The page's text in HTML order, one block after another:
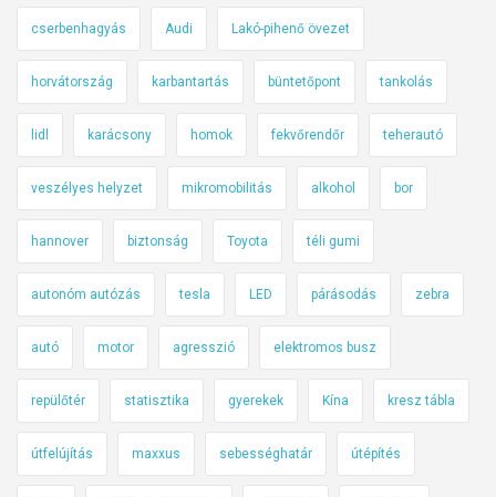
cserbenhagyás Audi Lakó-pihenő övezet
horvátország karbantartás büntetőpont tankolás
lidl karácsony homok fekvőrendőr teherautó
veszélyes helyzet mikromobilitás alkohol bor
hannover biztonság Toyota téli gumi
autonóm autózás tesla LED párásodás zebra
autó motor agresszió elektromos busz
repülőtér statisztika gyerekek Kína kresz tábla
útfelújítás maxxus sebességhatár útépítés